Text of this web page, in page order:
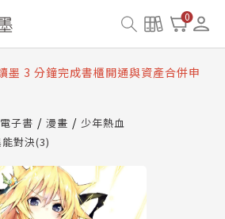
0
墨數位閱讀資產合併與書櫃開通申請
墨書櫃開通常見問題
墨 3 分鐘完成書櫃開通與資產合併申
墨數位閱讀資產合併與書櫃開通申請
電子書 漫畫
少年熱血
對決(3)